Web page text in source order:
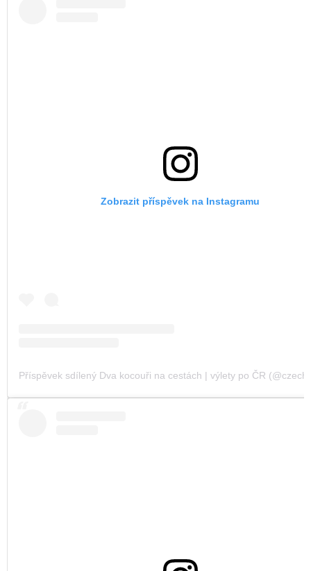
Zobrazit příspěvek na Instagramu
Příspěvek sdílený Dva kocouři na cestách | výlety po ČR